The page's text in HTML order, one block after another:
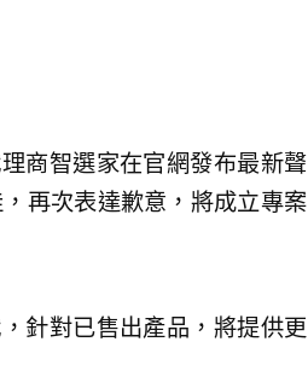
商智選家在官網發布最新聲
再次表達歉意，將成立專案
針對已售出產品，將提供更